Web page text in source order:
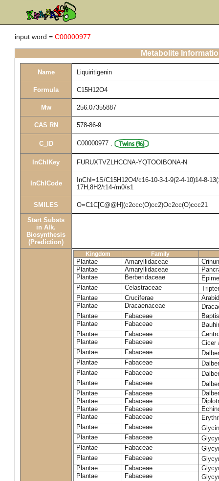
input word = C00000977
Metabolite
Name Liquiritigenin
Formula C15H12O4
Mw 256.07355887
CAS RN 578-86-9
C_ID C00000977 ,
InChIKey FURUXTVZLHCCNA-YQTOOIBONA-N
InChICode
InChI=1S/C15H12O4/c16-10-3-1-9(2-4-10)14-8-
17H,8H2/t14-/m0/s1
SMILES O=C1C[C@@H](c2ccc(O)cc2)Oc2cc(O)ccc21
Start Substs
in Alk.
Biosynthesis
(Prediction)
Kingdom Family
Plantae Amaryllidaceae
Plantae
Amaryllidaceae
Plantae
Berberidaceae
Plantae
Celastraceae
Plantae
Cruciferae
Plantae
Dracaenaceae
Plantae
Fabaceae
Plantae
Fabaceae
Plantae
Fabaceae
Plantae
Fabaceae
Cicer
Plantae
Fabaceae
Plantae
Fabaceae
Plantae
Fabaceae
Plantae
Fabaceae
Plantae
Fabaceae
Plantae
Fabaceae
Plantae
Fabaceae
Plantae
Fabaceae
Plantae
Fabaceae
Plantae
Fabaceae
Plantae
Fabaceae
Plantae
Fabaceae
Plantae
Fabaceae
Plantae
Fabaceae